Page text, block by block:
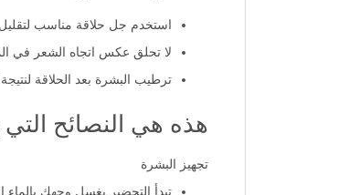
استخدم جل حلاقة مناسب لتقليل
لا تحلق عكس اتجاه الشعر في
ترطيب البشرة بعد الحلاقة
هذه هي النصائح
تجهيز البشرة
تبدأ التحضير بغسل وجهك بالماء